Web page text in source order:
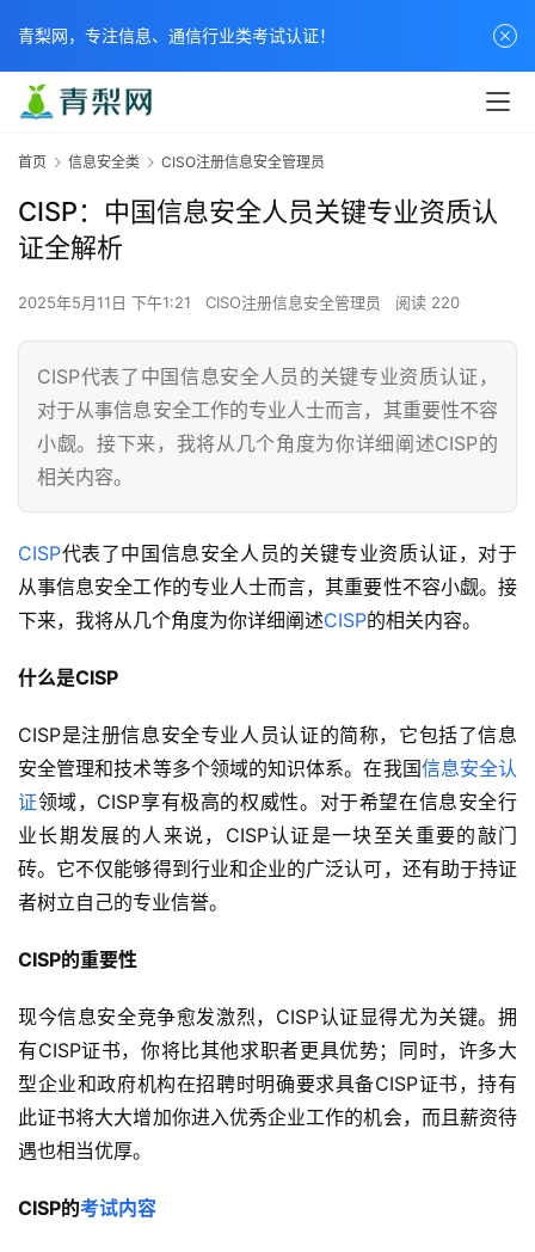
首页 信息安全类 CISO注册信息安全管理员
CISP：中国信息安全人员关键专业资质认
证全解析
2025年5月11日 下午1:21 CISO注册信息安全管理员 阅读 220
CISP代表了中国信息安全人员的关键专业资质认证，
对于从事信息安全工作的专业人士而言，其重要性不容
小觑。接下来，我将从几个角度为你详细阐述CISP的
相关内容。
CISP代表了中国信息安全人员的关键专业资质认证，对于
从事信息安全工作的专业人士而言，其重要性不容小觑。接
下来，我将从几个角度为你详细阐述CISP的相关内容。
什么是CISP
CISP是注册信息安全专业人员认证的简称，它包括了信息
安全管理和技术等多个领域的知识体系。在我国信息安全认
证领域，CISP享有极高的权威性。对于希望在信息安全行
业长期发展的人来说，CISP认证是一块至关重要的敲门
砖。它不仅能够得到行业和企业的广泛认可，还有助于持证
者树立自己的专业信誉。
CISP的重要性
现今信息安全竞争愈发激烈，CISP认证显得尤为关键。拥
有CISP证书，你将比其他求职者更具优势；同时，许多大
型企业和政府机构在招聘时明确要求具备CISP证书，持有
此证书将大大增加你进入优秀企业工作的机会，而且薪资待
遇也相当优厚。
CISP的考试内容
青梨网，专注信息、通信行业类考试认证！